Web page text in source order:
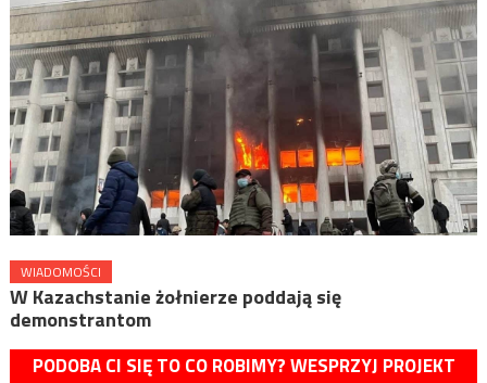
WIADOMOŚCI
W Kazachstanie żołnierze poddają się
demonstrantom
PODOBA CI SIĘ TO CO ROBIMY? WESPRZYJ PROJEKT